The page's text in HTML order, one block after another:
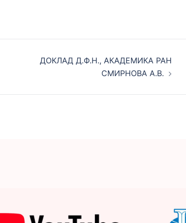
ДОКЛАД Д.Ф.Н., АКАДЕМИКА РАН
СМИРНОВА А.В.